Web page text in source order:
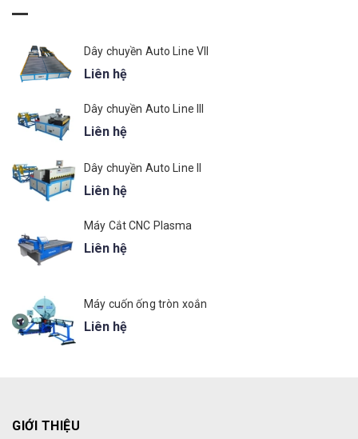
Dây chuyền Auto Line VII
Liên hệ
Dây chuyền Auto Line III
Liên hệ
Dây chuyền Auto Line II
Liên hệ
Máy Cắt CNC Plasma
Liên hệ
Máy cuốn ống tròn xoắn
Liên hệ
GIỚI THIỆU